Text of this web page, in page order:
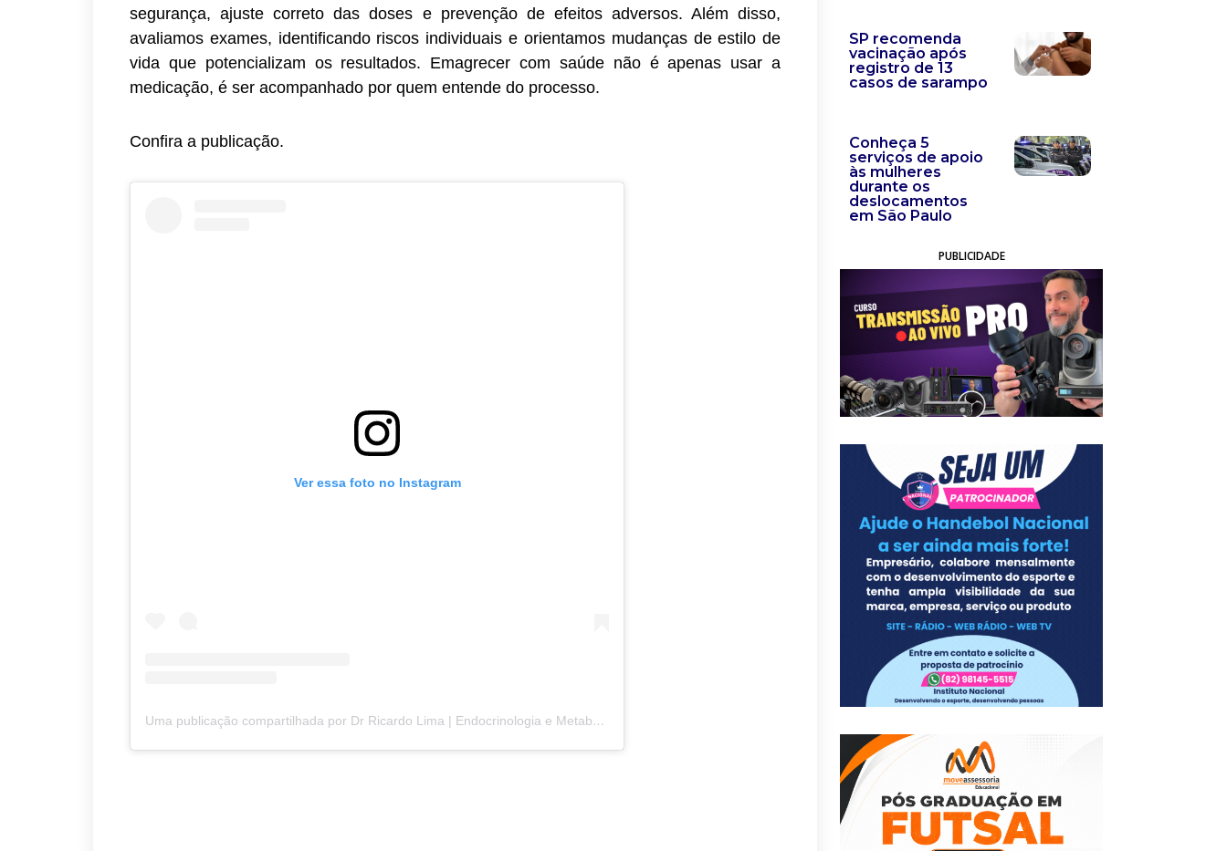
segurança, ajuste correto das doses e prevenção de efeitos adversos. Além disso,
avaliamos exames, identificando riscos individuais e orientamos mudanças de estilo de
vida que potencializam os resultados. Emagrecer com saúde não é apenas usar a
medicação, é ser acompanhado por quem entende do processo.
Confira a publicação.
Ver essa foto no Instagram
Uma publicação compartilhada por Dr Ricardo Lima | Endocrinologia e Metabologia (@drricardolima_)
SP recomenda
vacinação após
registro de 13
casos de sarampo
Conheça 5
serviços de apoio
às mulheres
durante os
deslocamentos
em São Paulo
PUBLICIDADE